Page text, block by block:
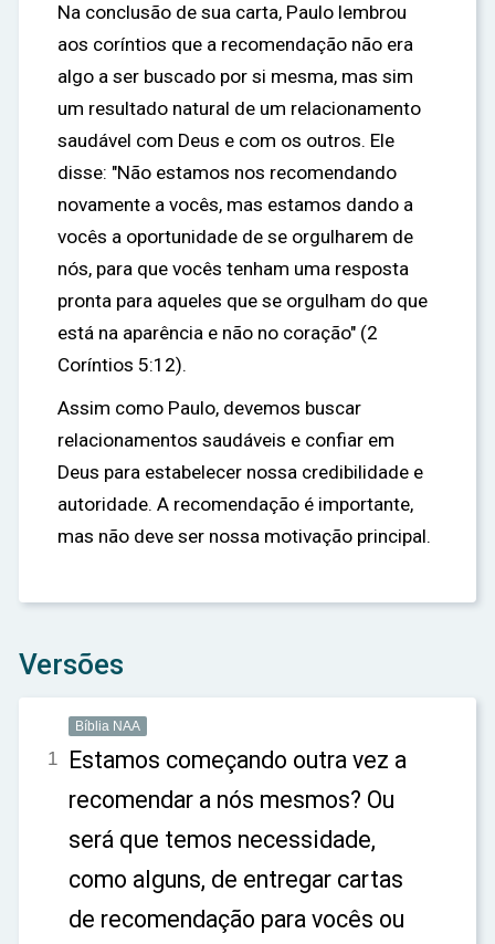
Na conclusão de sua carta, Paulo lembrou
aos coríntios que a recomendação não era
algo a ser buscado por si mesma, mas sim
um resultado natural de um relacionamento
saudável com Deus e com os outros. Ele
disse: "Não estamos nos recomendando
novamente a vocês, mas estamos dando a
vocês a oportunidade de se orgulharem de
nós, para que vocês tenham uma resposta
pronta para aqueles que se orgulham do que
está na aparência e não no coração" (2
Coríntios 5:12).
Assim como Paulo, devemos buscar
relacionamentos saudáveis e confiar em
Deus para estabelecer nossa credibilidade e
autoridade. A recomendação é importante,
mas não deve ser nossa motivação principal.
Versões
Bíblia NAA
1 Estamos começando outra vez a
recomendar a nós mesmos? Ou
será que temos necessidade,
como alguns, de entregar cartas
de recomendação para vocês ou